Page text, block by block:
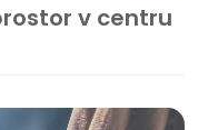
v centru